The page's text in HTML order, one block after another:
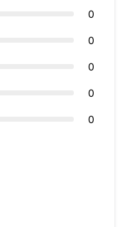
0
0
0
0
0